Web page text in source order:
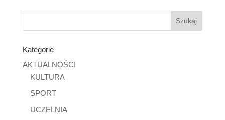
Kategorie
AKTUALNOŚCI
KULTURA
SPORT
UCZELNIA